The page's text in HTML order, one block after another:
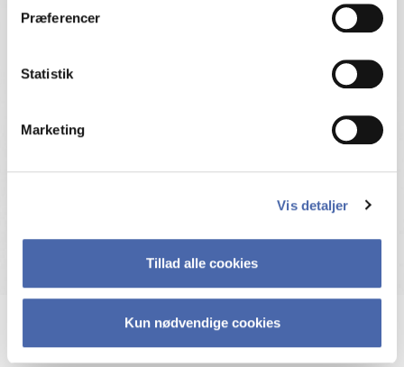
Præferencer
Statistik
Marketing
Vis detaljer
Tillad alle cookies
Kun nødvendige cookies